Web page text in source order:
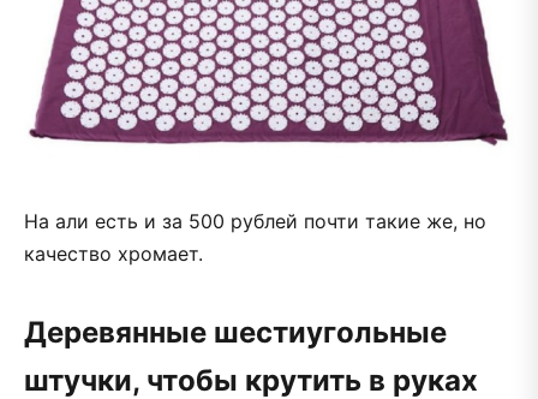
На али есть и за 500 рублей почти такие же, но
качество хромает.
Деревянные шестиугольные
штучки, чтобы крутить в руках